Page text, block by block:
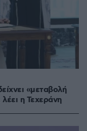
«μεταβολή
η Τεχεράνη